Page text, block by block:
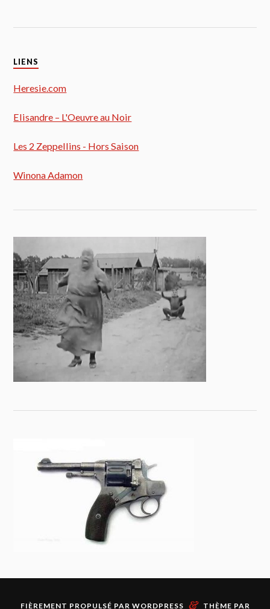
LIENS
Heresie.com
Elisandre – L'Oeuvre au Noir
Les 2 Zeppellins - Hors Saison
Winona Adamon
FIÈREMENT PROPULSÉ PAR WORDPRESS & THÈME PAR